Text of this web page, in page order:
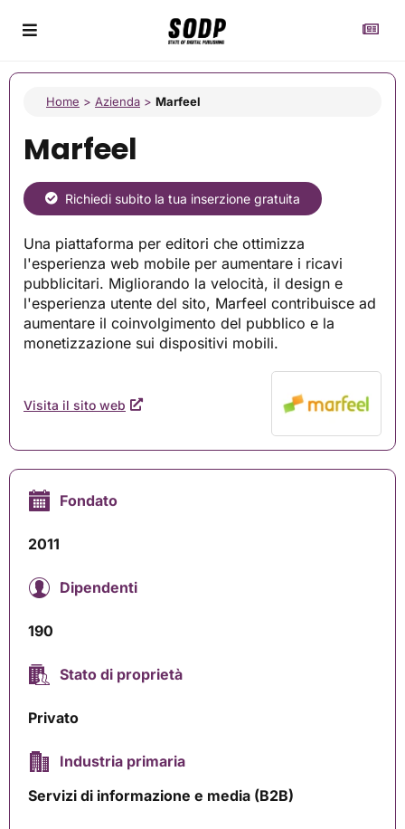
Home > Azienda > Marfeel
Marfeel
Richiedi subito la tua inserzione gratuita
Una piattaforma per editori che ottimizza
l'esperienza web mobile per aumentare i ricavi
pubblicitari. Migliorando la velocità, il design e
l'esperienza utente del sito, Marfeel contribuisce ad
aumentare il coinvolgimento del pubblico e la
monetizzazione sui dispositivi mobili.
Visita il sito web
Fondato
2011
Dipendenti
190
Stato di proprietà
Privato
Industria primaria
Servizi di informazione e media (B2B)